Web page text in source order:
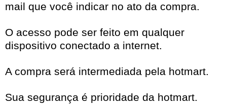
mail que você indicar no ato da compra.
O acesso pode ser feito em qualquer
dispositivo conectado a internet.
A compra será intermediada pela hotmart.
Sua segurança é prioridade da hotmart.